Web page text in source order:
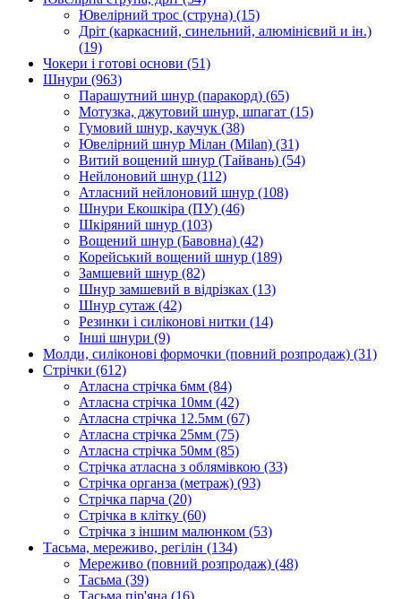
Ювелірний трос (струна) (15)
Дріт (каркасний, синельний, алюмінієвий и ін.)
(19)
Чокери і готові основи (51)
Шнури (963)
Парашутний шнур (паракорд) (65)
Мотузка, джутовий шнур, шпагат (15)
Гумовий шнур, каучук (38)
Ювелірний шнур Мілан (Milan) (31)
Витий вощений шнур (Тайвань) (54)
Нейлоновий шнур (112)
Атласний нейлоновий шнур (108)
Шнури Екошкіра (ПУ) (46)
Шкіряний шнур (103)
Вощений шнур (Бавовна) (42)
Корейський вощений шнур (189)
Замшевий шнур (82)
Шнур замшевий в відрізках (13)
Шнур сутаж (42)
Резинки і силіконові нитки (14)
Інші шнури (9)
Молди, силіконові формочки (повний розпродаж) (31)
Стрічки (612)
Атласна стрічка 6мм (84)
Атласна стрічка 10мм (42)
Атласна стрічка 12.5мм (67)
Атласна стрічка 25мм (75)
Атласна стрічка 50мм (85)
Стрічка атласна з облямівкою (33)
Стрічка органза (метраж) (93)
Стрічка парча (20)
Стрічка в клітку (60)
Стрічка з іншим малюнком (53)
Тасьма, мереживо, регілін (134)
Мереживо (повний розпродаж) (48)
Тасьма (39)
Тасьма пір'яна (16)